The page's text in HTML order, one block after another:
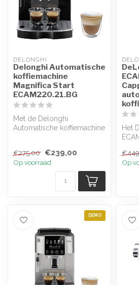
DELONGHI
Delonghi Automatische
koffiemachine
Magnifica Start
ECAM220.21.BG
Met de Delonghi
Automatische koffiemachine
€275,00
€239,00
Op voorraad
Het
Op
DEMO